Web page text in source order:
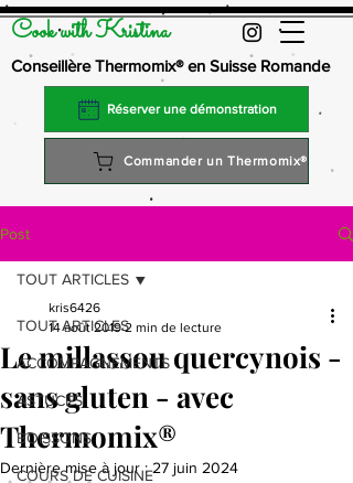
Cook with Kristina
Conseillère Thermomix® en Suisse Romande
Réserver une démonstration
Commander un Thermomix®
Post
TOUT ARTICLES
ACCOMPAGNEMENTS
ASTUCES
BOISSONS
COURS DE CUISINE
TOUT ARTICLES
Le millassou quercynois -
sans gluten - avec
Thermomix®
kris6426
14 août 2019 2 min de lecture
Dernière mise à jour :27 juin 2024